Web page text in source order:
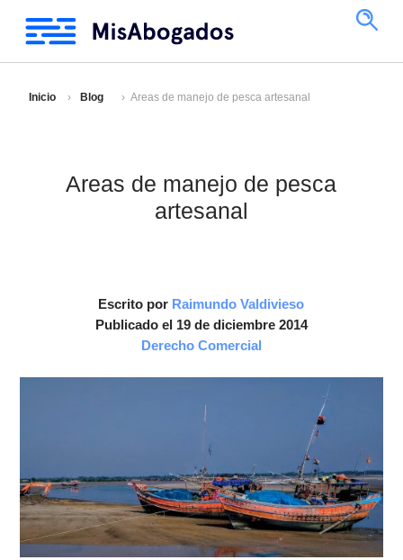
Inicio Blog Areas de manejo de pesca artesanal
Areas de manejo de pesca
artesanal
Escrito por Raimundo Valdivieso
Publicado el 19 de diciembre 2014
Derecho Comercial